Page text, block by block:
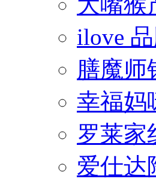
ilove
膳魔师
幸福妈
罗莱家
爱仕达